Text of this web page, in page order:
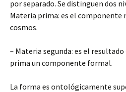
por separado. Se distinguen dos
Materia prima: es el
cosmos.
– Materia segunda: es el
prima un componente formal.
La forma es ontológicamente